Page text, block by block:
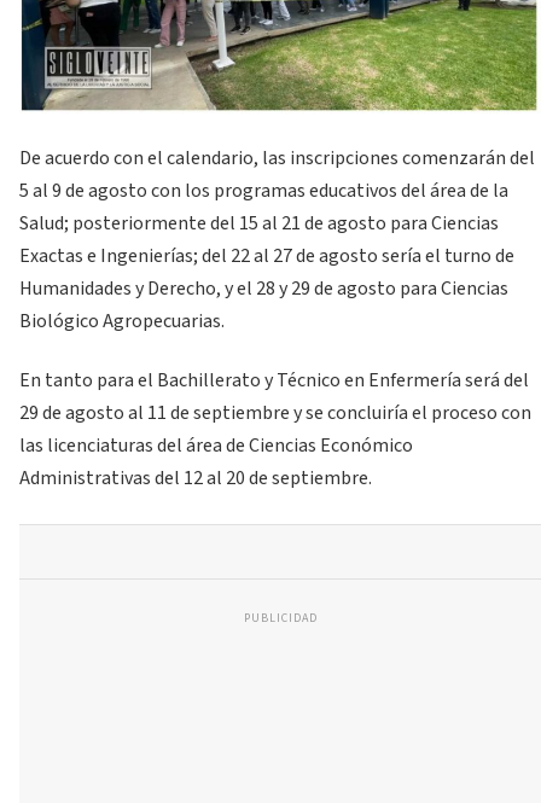
De acuerdo con el calendario, las inscripciones comenzarán del
5 al 9 de agosto con los programas educativos del área de la
Salud; posteriormente del 15 al 21 de agosto para Ciencias
Exactas e Ingenierías; del 22 al 27 de agosto sería el turno de
Humanidades y Derecho, y el 28 y 29 de agosto para Ciencias
Biológico Agropecuarias.
En tanto para el Bachillerato y Técnico en Enfermería será del
29 de agosto al 11 de septiembre y se concluiría el proceso con
las licenciaturas del área de Ciencias Económico
Administrativas del 12 al 20 de septiembre.
PUBLICIDAD